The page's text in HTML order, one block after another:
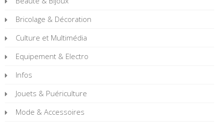
Bricolage & Décoration
Culture et Multimédia
Equipement & Electro
Infos
Jouets & Puériculture
Mode & Accessoires